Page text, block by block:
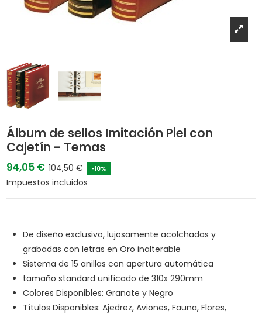
Álbum de sellos Imitación Piel con
Cajetín - Temas
94,05 € 104,50 € -10%
Impuestos incluidos
De diseño exclusivo, lujosamente acolchadas y
grabadas con letras en Oro inalterable
Sistema de 15 anillas con apertura automática
tamaño standard unificado de 310x 290mm
Colores Disponibles: Granate y Negro
Títulos Disponibles: Ajedrez, Aviones, Fauna, Flores,